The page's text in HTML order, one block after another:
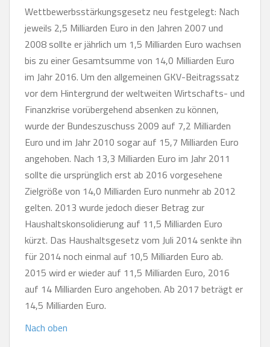
Wettbewerbsstärkungsgesetz neu festgelegt: Nach
jeweils 2,5 Milliarden Euro in den Jahren 2007 und
2008 sollte er jährlich um 1,5 Milliarden Euro wachsen
bis zu einer Gesamtsumme von 14,0 Milliarden Euro
im Jahr 2016. Um den allgemeinen GKV-Beitragssatz
vor dem Hintergrund der weltweiten Wirtschafts- und
Finanzkrise vorübergehend absenken zu können,
wurde der Bundeszuschuss 2009 auf 7,2 Milliarden
Euro und im Jahr 2010 sogar auf 15,7 Milliarden Euro
angehoben. Nach 13,3 Milliarden Euro im Jahr 2011
sollte die ursprünglich erst ab 2016 vorgesehene
Zielgröße von 14,0 Milliarden Euro nunmehr ab 2012
gelten. 2013 wurde jedoch dieser Betrag zur
Haushaltskonsolidierung auf 11,5 Milliarden Euro
kürzt. Das Haushaltsgesetz vom Juli 2014 senkte ihn
für 2014 noch einmal auf 10,5 Milliarden Euro ab.
2015 wird er wieder auf 11,5 Milliarden Euro, 2016
auf 14 Milliarden Euro angehoben. Ab 2017 beträgt er
14,5 Milliarden Euro.
Nach oben